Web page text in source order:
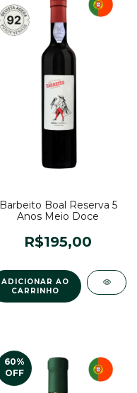
Barbeito Boal Reserva 5
Anos Meio Doce
R$195,00
60%
OFF